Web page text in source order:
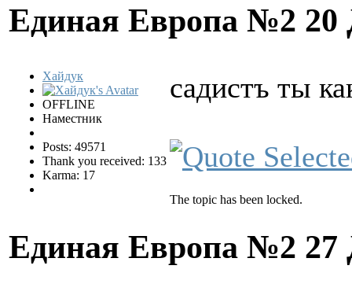
Единая Европа №2 20
Хайдук
OFFLINE
Наместник
Posts: 49571
Thank you received: 133
Karma: 17
садистъ ты
The topic has been locked.
Единая Европа №2 27